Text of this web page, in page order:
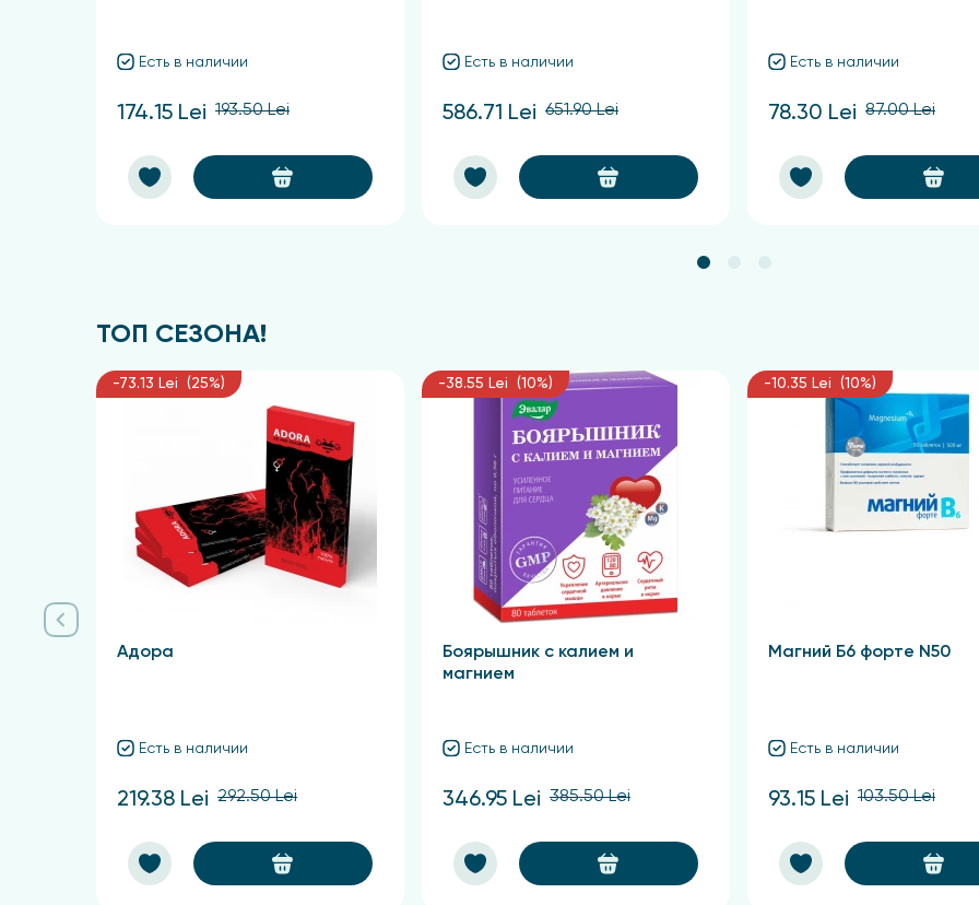
Есть в наличии
174.15 Lei 193.50 Lei
Есть в наличии
586.71 Lei 651.90 Lei
Есть в наличии
78.30 Lei 87.00 Lei
ТОП СЕЗОНА!
-73.13 Lei (25%)
Адора
Есть в наличии
219.38 Lei 292.50 Lei
-38.55 Lei (10%)
Боярышник с калием и
магнием
Есть в наличии
346.95 Lei 385.50 Lei
-10.35 Lei (10%)
Магний Б6 форте N50
Есть в наличии
93.15 Lei 103.50 Lei